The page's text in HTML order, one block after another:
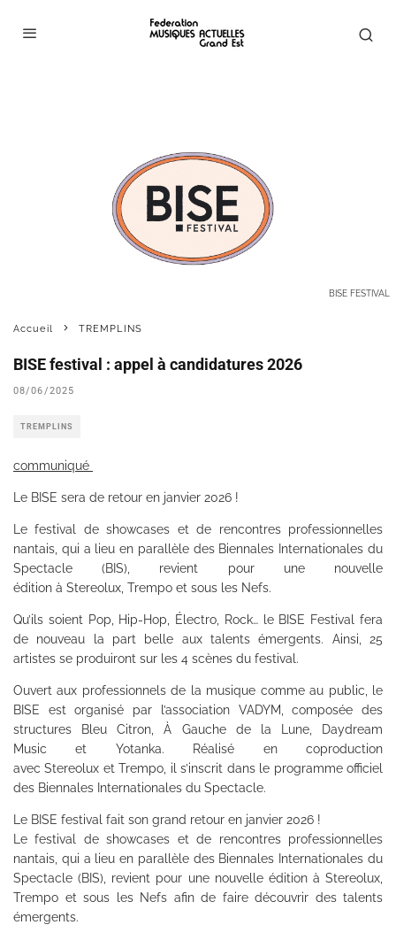
BISE FESTIVAL
Accueil TREMPLINS
BISE festival : appel à candidatures 2026
08/06/2025
TREMPLINS
communiqué
Le BISE sera de retour en janvier 2026 !
Le festival de showcases et de rencontres professionnelles
nantais, qui a lieu en parallèle des Biennales Internationales du
Spectacle (BIS), revient pour une nouvelle
édition à Stereolux, Trempo et sous les Nefs.
Qu’ils soient Pop, Hip-Hop, Électro, Rock… le BISE Festival fera
de nouveau la part belle aux talents émergents. Ainsi, 25
artistes se produiront sur les 4 scènes du festival.
Ouvert aux professionnels de la musique comme au public, le
BISE est organisé par l’association VADYM, composée des
structures Bleu Citron, À Gauche de la Lune, Daydream
Music et Yotanka. Réalisé en coproduction
avec Stereolux et Trempo, il s’inscrit dans le programme officiel
des Biennales Internationales du Spectacle.
Le BISE festival fait son grand retour en janvier 2026 !
Le festival de showcases et de rencontres professionnelles
nantais, qui a lieu en parallèle des Biennales Internationales du
Spectacle (BIS), revient pour une nouvelle édition à Stereolux,
Trempo et sous les Nefs afin de faire découvrir des talents
émergents.